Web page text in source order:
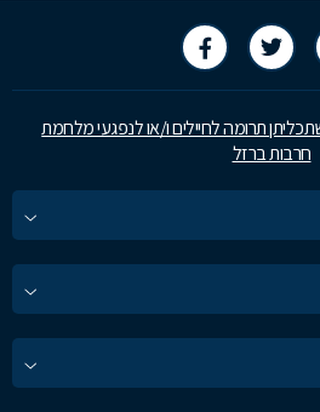
תרומה לחיילים ו/או לנפגעי מלחמת
חרבות ברזל